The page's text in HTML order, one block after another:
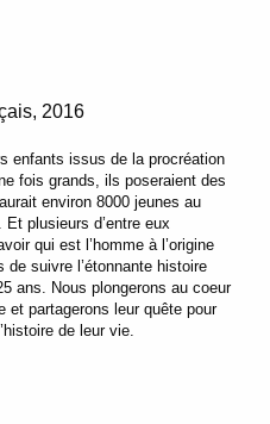
2016
enfants issus de la procréation
fois grands, ils poseraient des
environ 8000 jeunes au
Et plusieurs d’entre eux
qui est l’homme à l’origine
suivre l’étonnante histoire
ans. Nous plongerons au coeur
et partagerons leur quête pour
de leur vie.